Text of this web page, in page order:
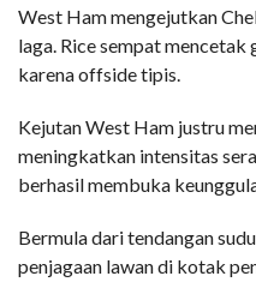
West Ham mengejutkan
laga. Rice sempat
karena offside tipis.
Kejutan West Ham justru
meningkatkan intensitas
berhasil membuka
Bermula dari tendangan
penjagaan lawan di kotak